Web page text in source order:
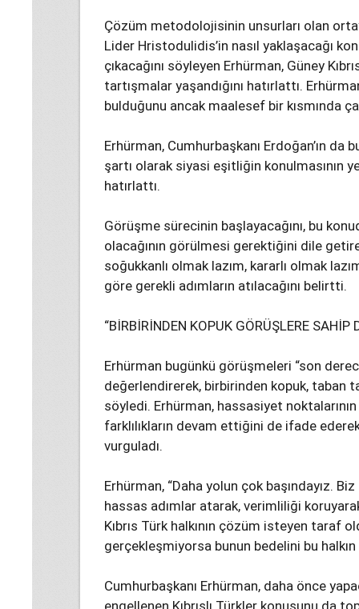
Çözüm metodolojisinin unsurları olan
Lider Hristodulidis’in nasıl yaklaşacağı
çıkacağını söyleyen Erhürman, Güney
tartışmalar yaşandığını hatırlattı.
bulduğunu ancak maalesef bir kısmında
Erhürman, Cumhurbaşkanı Erdoğan’ın
şartı olarak siyasi eşitliğin konulmasının
hatırlattı.
Görüşme sürecinin başlayacağını, bu
olacağının görülmesi gerektiğini dile
soğukkanlı olmak lazım, kararlı olmak
göre gerekli adımların atılacağını belirtti.
“BİRBİRİNDEN KOPUK GÖRÜŞLERE SAHİP
Erhürman bugünkü görüşmeleri “son
değerlendirerek, birbirinden kopuk, taban
söyledi. Erhürman, hassasiyet
farklılıkların devam ettiğini de ifade
vurguladı.
Erhürman, “Daha yolun çok başındayız.
hassas adımlar atarak, verimliliği
Kıbrıs Türk halkının çözüm isteyen taraf
gerçekleşmiyorsa bunun bedelini bu
Cumhurbaşkanı Erhürman, daha önce
engellenen Kıbrıslı Türkler konusunu da